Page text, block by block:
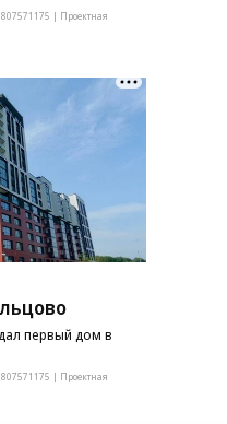
| Проектная
первый дом в
| Проектная